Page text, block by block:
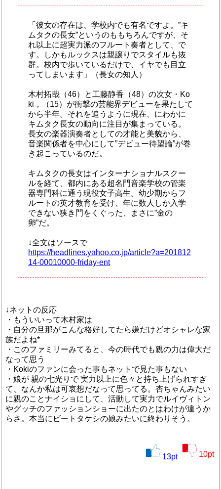
「彼女の存在は、学校内でも有名ですよ。”キ
ムタクの長女”というのももちろんですが、そ
れ以上に超実力派のフルート奏者として、で
す。しかもルックスは親譲りでスタイルも抜
群。校内で歩いているだけで、イヤでも目立
ってしまいます」（長女の知人）
木村拓哉（46）と工藤静香（48）の次女・Ko
ki，（15）が衝撃の芸能界デビューを果たして
から半年。それを追うように現在、にわかに
キムタク長女の動向に注目が集まっている。
長女の楽器演奏者としての才能と美貌から、
音楽関係者を中心にして”デビュー待望論”が巻
き起こっているのだ。
キムタクの長女はインターナショナルスクー
ルを経て、都内にある超名門音楽学校の管楽
器専門科に通う現役女子高生。幼少期からフ
ルートの英才教育を受け、年に数人しか入学
できない狭き門をくぐった、まさに”金の
卵”だ。
↓全文はソースで
https://headlines.yahoo.co.jp/article?a=201812
14-00010000-friday-ent
↓ネットの反応
・もういいって木村家は
・自分の旦那がこんな格好してたら嫌だけどオシャレな家
族だよね*
・このファミリーみてると、今の時代でも親の力は偉大だ
なって思う
・Kokiのファンに会った事もネットで見た事もない
・娘が 親の七光りで 実力以上に色々と持ち上げられすぎ
て、なんか私は可哀想だなって思ってる。杏ちゃんみたい
に親のことナイショにして、活動して実力でルイヴィトン
やグッチのファッションショーに出たのとはわけが違うか
らさ。本当にビートタケシの娘みたいに終わりそう。
13pt 10pt